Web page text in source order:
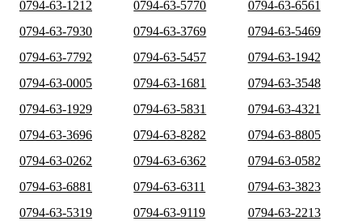
0794-63-1212
0794-63-5770
0794-63-6561
0794-63-7930
0794-63-3769
0794-63-5469
0794-63-7792
0794-63-5457
0794-63-1942
0794-63-0005
0794-63-1681
0794-63-3548
0794-63-1929
0794-63-5831
0794-63-4321
0794-63-3696
0794-63-8282
0794-63-8805
0794-63-0262
0794-63-6362
0794-63-0582
0794-63-6881
0794-63-6311
0794-63-3823
0794-63-5319
0794-63-9119
0794-63-2213